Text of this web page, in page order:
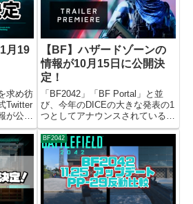
月19
求め彷
Twitter
が公表
要点だ
発売
売に
期）
【BF】ハザードゾーンの
情報が10月15日に公開決
定！
「BF2042」「BF Portal」と並
び、今年のDICEの大きな発表の1
つとしてアナウンスされている
「HAZARD ZONE」。そのモー
ド名が発表されてから、ゲーム性
や仕様等、かたくなに閉ざしたま
まのDICE社でしたが、10月15日
0...
BF2042